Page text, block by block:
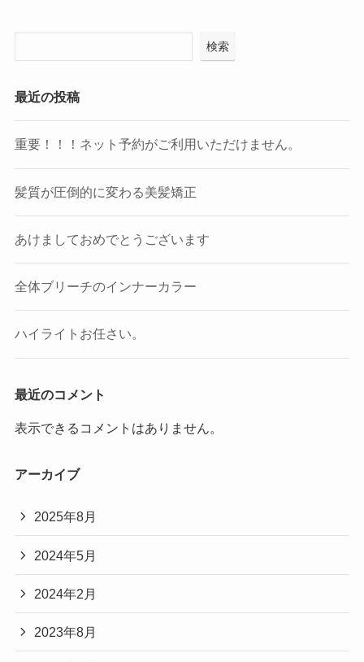
検索
最近の投稿
重要！！！ネット予約がご利用いただけません。
髪質が圧倒的に変わる美髪矯正
あけましておめでとうございます
全体ブリーチのインナーカラー
ハイライトお任さい。
最近のコメント
表示できるコメントはありません。
アーカイブ
2025年8月
2024年5月
2024年2月
2023年8月